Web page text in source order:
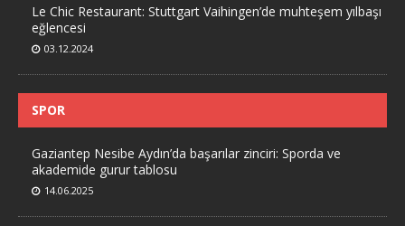
Le Chic Restaurant: Stuttgart Vaihingen’de muhteşem yılbaşı
eğlencesi
03.12.2024
SPOR
Gaziantep Nesibe Aydın’da başarılar zinciri: Sporda ve
akademide gurur tablosu
14.06.2025